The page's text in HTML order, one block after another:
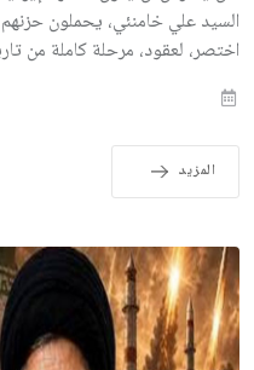
السيد علي خامنئي، يحملون
اختصر، لعقود، مرحلة كاملة من
المزيد